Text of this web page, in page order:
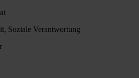
Soziale Verantwortung